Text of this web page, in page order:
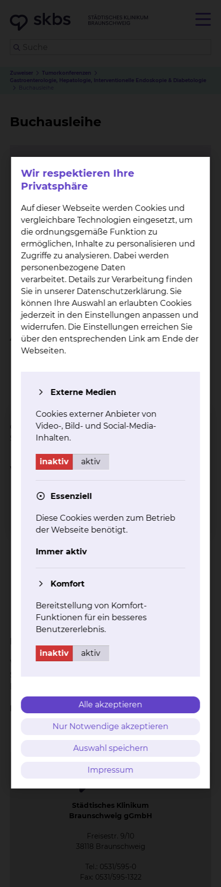
Zuweiser
Tumorkonferenzen
Gastroenterologie, Hepatologie, Interventionelle Endoskopie & Diabetologie
Buchausleihe
Buchausleihe
Pa­ti­en­ten­bü­che­rei
Der Service der Patientenbücherei wird nur
am Standort Salzdahlumer Straße
angeboten.
mehr
An wen verleihen wir?
Angestellte
des Städtischen Klinikums am Standort
Salzdahlumer Straße.
Was verleihen wir?
Romane/ Erzählungen
Krimis/ Thriller
Fantasy
Kinderbücher
Biografien
französisch, spanisch, russisch, polnisch,
Magazine (GEO, Dumont-Atlanten, Merian-
Hefte)
Wir besuchen Sie mit dem Bücherwagen auf Ihrer
Station. Gerne begrüßen wir Sie auch persönlich
Die Ausleihe ist kostenlos.
Kontakt Impressum AVB
Datenschutz
Cookie Einstellungen
Städtisches Klinikum
Braunschweig gGmbH
Freisestr. 9/10
38118 Braunschweig
Tel.: 0531/595-0
Fax: 0531/595-1322
Wir respektieren Ihre
Privatsphäre
Auf dieser Webseite werden Cookies und
vergleichbare Technologien eingesetzt, um
die ordnungsgemäße Funktion zu
ermöglichen, Inhalte zu personalisieren und
Zugriffe zu analysieren. Dabei werden
personenbezogene Daten
verarbeitet. Details zur Verarbeitung finden
Sie in unserer Datenschutzerklärung. Sie
können Ihre Auswahl an erlaubten Cookies
jederzeit in den Einstellungen anpassen und
widerrufen. Die Einstellungen erreichen Sie
über den entsprechenden Link am Ende der
Webseiten.
Externe Medien
Cookies externer Anbieter von
Video-, Bild- und Social-Media-
Inhalten.
inaktiv aktiv
Essenziell
Diese Cookies werden zum Betrieb
der Webseite benötigt.
Immer aktiv
Komfort
Bereitstellung von Komfort-
Funktionen für ein besseres
Benutzererlebnis.
inaktiv aktiv
Alle akzeptieren
Nur Notwendige akzeptieren
Auswahl speichern
Impressum